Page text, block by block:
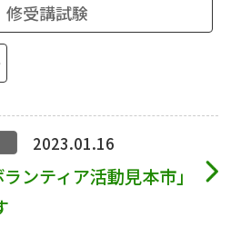
修受講試験
2023.01.16
ランティア活動見本市」